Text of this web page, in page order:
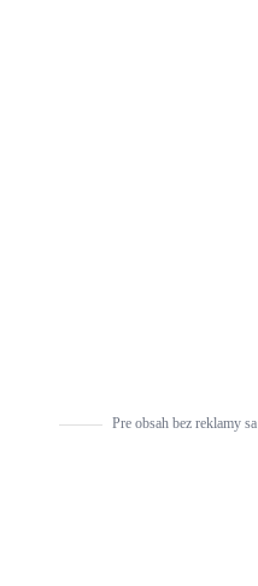
Pre obsah bez reklamy sa